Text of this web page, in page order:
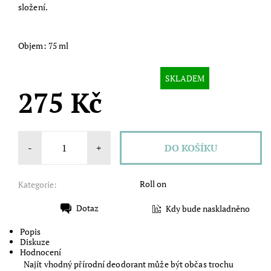
složení.
Objem: 75 ml
SKLADEM
275 Kč
- +
Kategorie: Roll on
Dotaz Kdy bude naskladněno
Popis
Diskuze
Hodnocení
Najít vhodný přírodní deodorant může být občas trochu